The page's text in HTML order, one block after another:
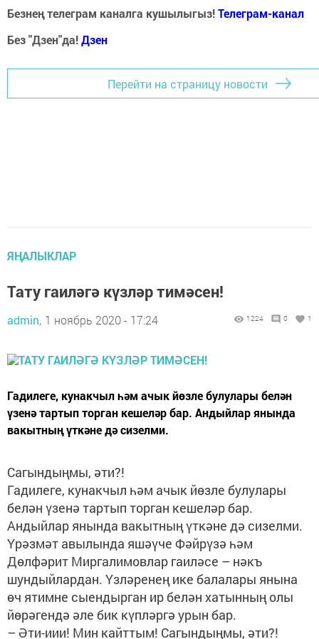
Безнең телеграм каналга кушылыгыз!Телеграм-канал
Без "Дзен"да!Дзен
Перейти на страницу новости
ЯҢАЛЫКЛАР
Тату гаиләгә күзләр тимәсен!
admin, 1 ноябрь 2020 - 17:24 1224 0 1
Гадилеге, кунакчыл һәм ачык йөзле булулары белән
үзенә тартып торган кешеләр бар. Андыйлар янында
вакытның үткәне дә сизелми.
Сагындыңмы, әти?!
Гадилеге, кунакчыл һәм ачык йөзле булулары
белән үзенә тартып торган кешеләр бар.
Андыйлар янында вакытның үткәне дә сизелми.
Үрәзмәт авылында яшәүче Фәйрүзә һәм
Дөлфәрит Миргалимовлар гаиләсе – нәкъ
шундыйлардан. Үзләренең ике балалары янына
өч ятимне сыендырган ир белән хатынның олы
йөрәгендә әле бик күпләргә урын бар.
– Әти-иии! Мин кайттым! Сагындыңмы, әти?!